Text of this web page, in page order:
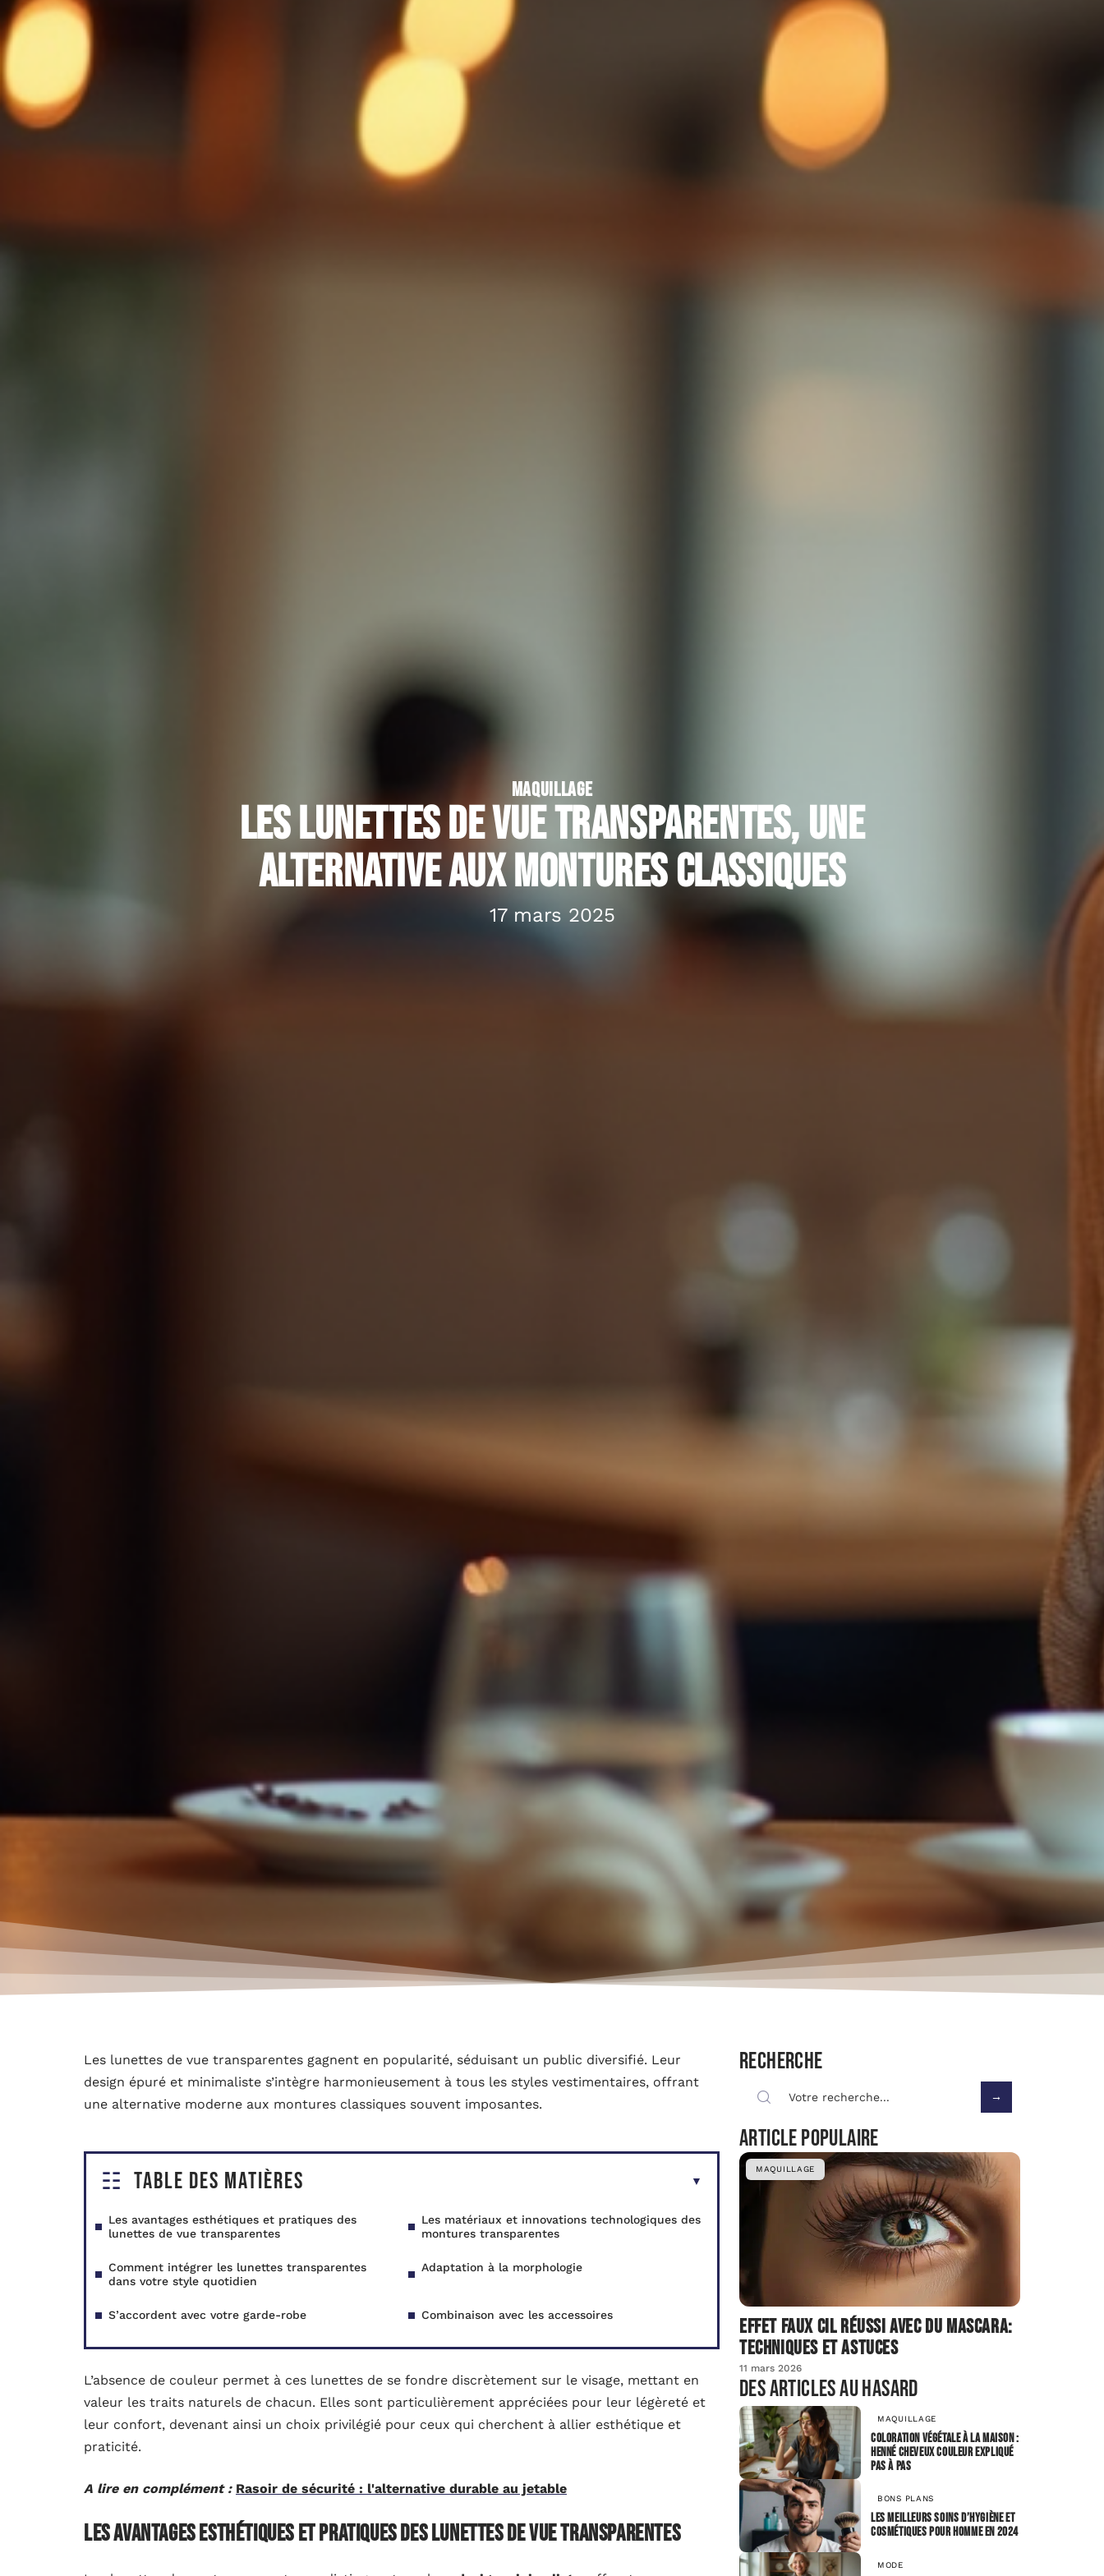
MAQUILLAGE
Les lunettes de vue transparentes, une
alternative aux montures classiques
17 mars 2025
Les lunettes de vue transparentes gagnent en popularité, séduisant un public diversifié. Leur
design épuré et minimaliste s’intègre harmonieusement à tous les styles vestimentaires, offrant
une alternative moderne aux montures classiques souvent imposantes.
Table des matières
Les avantages esthétiques et pratiques des
lunettes de vue transparentes
Les matériaux et innovations technologiques des
montures transparentes
Comment intégrer les lunettes transparentes
dans votre style quotidien
Adaptation à la morphologie
S’accordent avec votre garde-robe Combinaison avec les accessoires
L’absence de couleur permet à ces lunettes de se fondre discrètement sur le visage, mettant en
valeur les traits naturels de chacun. Elles sont particulièrement appréciées pour leur légèreté et
leur confort, devenant ainsi un choix privilégié pour ceux qui cherchent à allier esthétique et
praticité.
A lire en complément : Rasoir de sécurité : l'alternative durable au jetable
Les avantages esthétiques et pratiques des lunettes de vue transparentes
Recherche
Article populaire
MAQUILLAGE
Effet faux cil réussi avec du mascara:
techniques et astuces
11 mars 2026
Des articles au hasard
MAQUILLAGE
Coloration végétale à la maison :
henné cheveux couleur expliqué
pas à pas
BONS PLANS
Les meilleurs soins d’hygiène et
cosmétiques pour homme en 2024
MODE